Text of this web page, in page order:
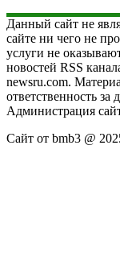
Данный сайт не
сайте ни чего не
услуги не
новостей RSS
newsru.com.
ответственность
Администрация
Сайт от bmb3 @